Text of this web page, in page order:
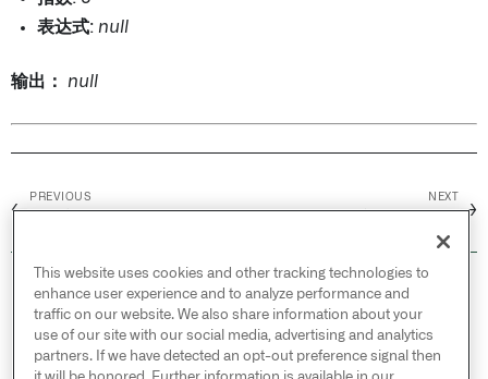
表达式: null
输出： null
←
PREVIOUS NEXT
→
© 2026 Palantir Technologies Inc. All rights
reserved.
Cookies Statement ↗
Privacy Statement ↗
This website uses cookies and other tracking technologies to
enhance user experience and to analyze performance and
traffic on our website. We also share information about your
use of our site with our social media, advertising and analytics
partners. If we have detected an opt-out preference signal then